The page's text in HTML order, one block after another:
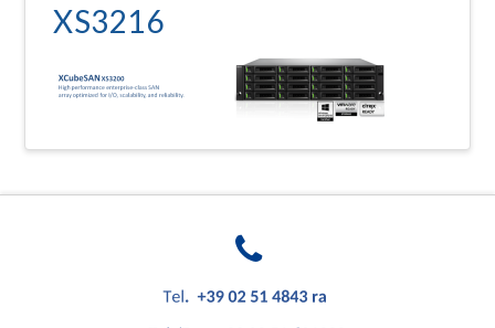
XS3216